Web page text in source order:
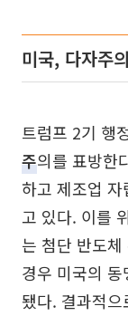
미국, 다자주
트럼프 2기 행
주의를 표방한
하고 제조업
고 있다. 이를
는 첨단 반도
경우 미국의
됐다. 결과적